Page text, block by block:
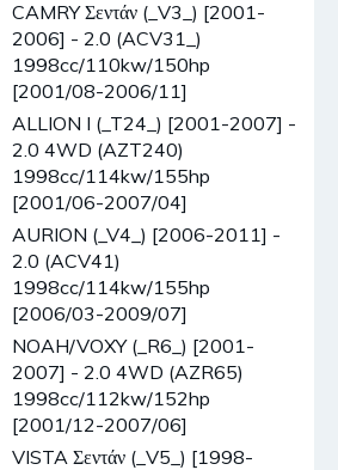
CAMRY Σεντάν (_V3_) [2001-
2006] - 2.0 (ACV31_)
1998cc/110kw/150hp
[2001/08-2006/11]
ALLION I (_T24_) [2001-2007] -
2.0 4WD (AZT240)
1998cc/114kw/155hp
[2001/06-2007/04]
AURION (_V4_) [2006-2011] -
2.0 (ACV41)
1998cc/114kw/155hp
[2006/03-2009/07]
NOAH/VOXY (_R6_) [2001-
2007] - 2.0 4WD (AZR65)
1998cc/112kw/152hp
[2001/12-2007/06]
VISTA Σεντάν (_V5_) [1998-